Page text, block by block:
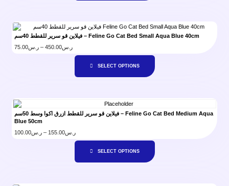
فيلاين قو سرير للقطط 40سم – Feline Go Cat Bed Small Aqua Blue 40cm
ر.س75.00 – ر.س450.00
SELECT OPTIONS
فيلاين قو سرير للقطط ازرق اكوا وسط 50سم – Feline Go Cat Bed Medium Aqua
Blue 50cm
ر.س100.00 – ر.س155.00
SELECT OPTIONS